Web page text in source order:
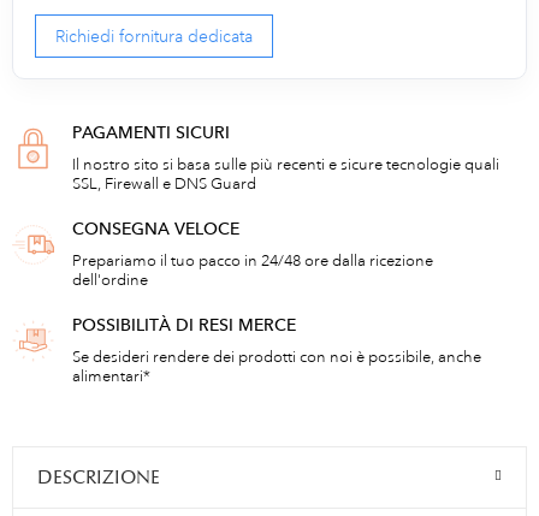
Richiedi fornitura dedicata
PAGAMENTI SICURI
Il nostro sito si basa sulle più recenti e sicure tecnologie quali
SSL, Firewall e DNS Guard
CONSEGNA VELOCE
Prepariamo il tuo pacco in 24/48 ore dalla ricezione
dell'ordine
POSSIBILITÀ DI RESI MERCE
Se desideri rendere dei prodotti con noi è possibile, anche
alimentari*
DESCRIZIONE